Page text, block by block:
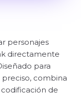
personajes
directamente
para
combina
de